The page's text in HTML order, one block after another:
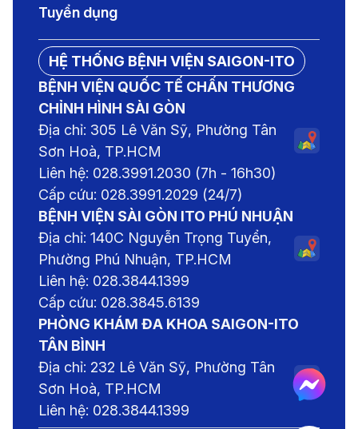
Tuyển dụng
HỆ THỐNG BỆNH VIỆN SAIGON-ITO
BỆNH VIỆN QUỐC TẾ CHẤN THƯƠNG
CHỈNH HÌNH SÀI GÒN
Địa chỉ: 305 Lê Văn Sỹ, Phường Tân
Sơn Hoà, TP.HCM
Liên hệ: 028.3991.2030 (7h - 16h30)
Cấp cứu: 028.3991.2029 (24/7)
BỆNH VIỆN SÀI GÒN ITO PHÚ NHUẬN
Địa chỉ: 140C Nguyễn Trọng Tuyển,
Phường Phú Nhuận, TP.HCM
Liên hệ: 028.3844.1399
Cấp cứu: 028.3845.6139
PHÒNG KHÁM ĐA KHOA SAIGON-ITO
TÂN BÌNH
Địa chỉ: 232 Lê Văn Sỹ, Phường Tân
Sơn Hoà, TP.HCM
Liên hệ: 028.3844.1399